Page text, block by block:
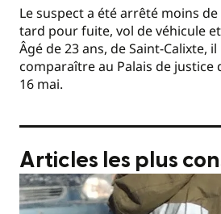
Le suspect a été arrêté moins
tard pour fuite, vol de véhicule
Âgé de 23 ans, de Saint-Calixte,
comparaître au Palais de justice
16 mai.
Articles les plus